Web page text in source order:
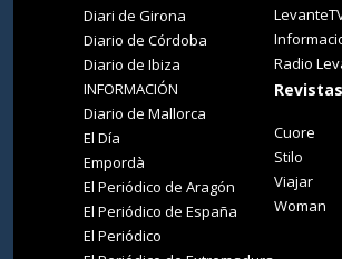
Diari de Girona
Diario de Córdoba
Diario de Ibiza
INFORMACIÓN
Diario de Mallorca
El Día
Empordà
El Periódico de Aragón
El Periódico de España
El Periódico
Radio
Revistas
Cuore
Stilo
Viajar
Woman